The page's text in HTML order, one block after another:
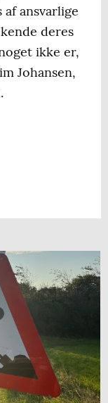
ansvarlige
deres
ikke er,
Johansen,